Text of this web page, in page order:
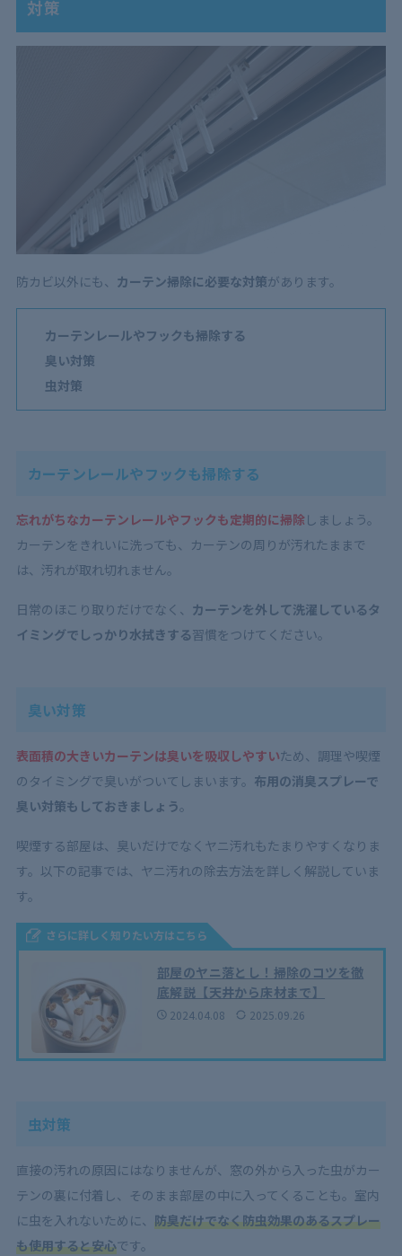
対策
防カビ以外にも、 カーテン掃除に必要な対策があります。
カーテンレールやフックも掃除する
臭い対策
虫対策
カーテンレールやフックも掃除する
忘れがちなカーテンレールやフックも定期的に掃除 しましょう。
カーテンをきれいに洗っても、カーテンの周りが汚れたままで
は、汚れが取れ切れません。
日常のほこり取りだけでなく、 カーテンを外して洗濯しているタ
イミングでしっかり水拭きする習慣をつけてください。
臭い対策
表面積の大きいカーテンは臭いを吸収しやすいため、調理や喫煙
のタイミングで臭いがついてしまいます。 布用の消臭スプレーで
臭い対策もしておきましょう。
喫煙する部屋は、臭いだけでなくヤニ汚れもたまりやすくなりま
す。以下の記事では、ヤニ汚れの除去方法を詳しく解説していま
す。
さらに詳しく知りたい方はこちら
部屋のヤニ落とし！掃除のコツを徹
底解説【天井から床材まで】
2024.04.08 2025.09.26
虫対策
直接の汚れの原因にはなりませんが、窓の外から入った虫がカー
テンの裏に付着し、そのまま部屋の中に入ってくることも。室内
に虫を入れないために、 防臭だけでなく防虫効果のあるスプレー
も使用すると安心です。